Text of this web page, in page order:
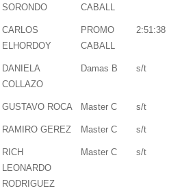
SORONDO
CABALL
CARLOS
ELHORDOY
PROMO
CABALL
2:51:38
DANIELA
COLLAZO
Damas B s/t
GUSTAVO ROCA Master C s/t
RAMIRO GEREZ Master C s/t
RICH
LEONARDO
RODRIGUEZ
Master C s/t